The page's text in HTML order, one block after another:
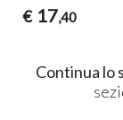
€ 17,40
Continua lo